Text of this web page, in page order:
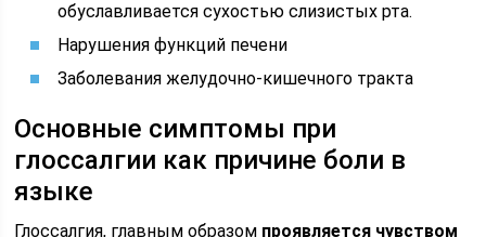
обуславливается сухостью слизистых рта.
Нарушения функций печени
Заболевания желудочно-кишечного тракта
Основные симптомы при
глоссалгии как причине боли в
языке
Глоссалгия, главным образом проявляется чувством